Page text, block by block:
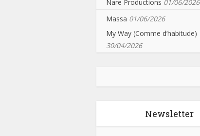
Nare Productions 01/06/2026
Massa 01/06/2026
My Way (Comme d’habitude)
30/04/2026
Newsletter